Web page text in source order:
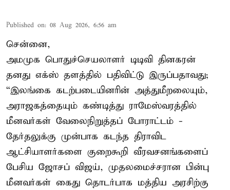
Published on: 08 Aug 2026, 6:56 am
சென்னை,
அமமுக பொதுச்செயலாளர் டிடிவி தினகரன்
தனது எக்ஸ் தளத்தில் பதிவிட்டு இருப்பதாவது;
“இலங்கை கடற்படையினரின் அத்துமீறலையும்,
அராஜகத்தையும் கண்டித்து ராமேஸ்வரத்தில்
மீனவர்கள் வேலைநிறுத்தப் போராட்டம் -
தேர்தலுக்கு முன்பாக கடந்த திராவிட
ஆட்சியாளர்களை குறைகூறி வீரவசனங்களைப்
பேசிய ஜோசப் விஜய், முதலமைச்சரான பின்பு
மீனவர்கள் கைது தொடர்பாக மத்திய அரசிற்கு